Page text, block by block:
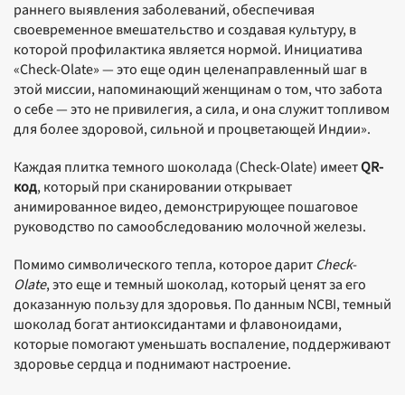
раннего выявления заболеваний, обеспечивая
своевременное вмешательство и создавая культуру, в
которой профилактика является нормой. Инициатива
«Check-Olate» — это еще один целенаправленный шаг в
этой миссии, напоминающий женщинам о том, что забота
о себе — это не привилегия, а сила, и она служит топливом
для более здоровой, сильной и процветающей Индии».
Каждая плитка темного шоколада (Check-Olate) имеетQR-
код, который при сканировании открывает
анимированное видео, демонстрирующее пошаговое
руководство по самообследованию молочной железы.
Помимо символического тепла, которое дарит Check-
Olate, это еще и темный шоколад, который ценят за его
доказанную пользу для здоровья. По данным NCBI, темный
шоколад богат антиоксидантами и флавоноидами,
которые помогают уменьшать воспаление, поддерживают
здоровье сердца и поднимают настроение.